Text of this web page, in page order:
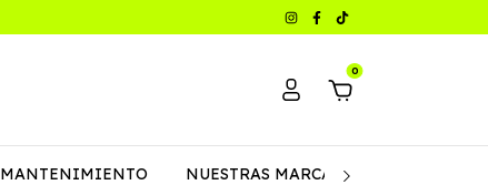
0
MANTENIMIENTO NUESTRAS MARCAS